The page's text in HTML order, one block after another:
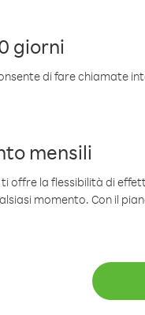
giorni
di fare chiamate
mensili
offre la flessibilità di
momento. Con il